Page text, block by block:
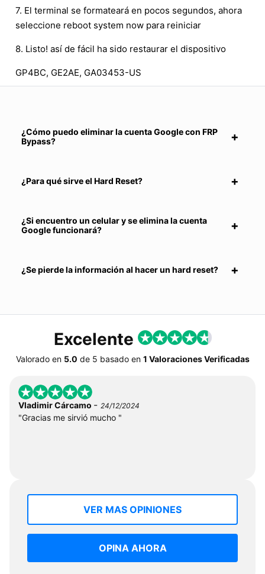
7. El terminal se formateará en pocos segundos, ahora
seleccione reboot system now para reiniciar
8. Listo! así de fácil ha sido restaurar el dispositivo
GP4BC, GE2AE, GA03453-US
¿Cómo puedo eliminar la cuenta Google con FRP
Bypass?
¿Para qué sirve el Hard Reset?
¿Si encuentro un celular y se elimina la cuenta
Google funcionará?
¿Se pierde la información al hacer un hard reset?
Excelente
Valorado en 5.0 de 5 basado en 1 Valoraciones Verificadas
Vladimir Cárcamo - 24/12/2024
"Gracias me sirvió mucho "
VER MAS OPINIONES
OPINA AHORA